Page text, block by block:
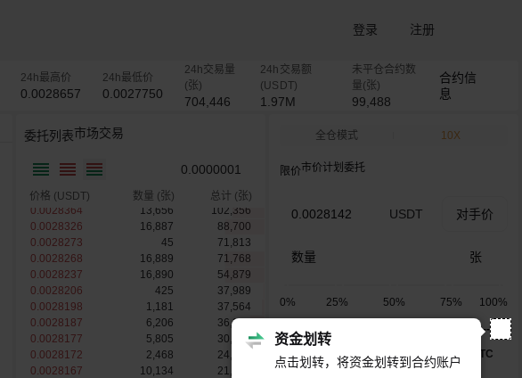
登录 注册
24h最高价
0.0028657
24h最低价
0.0027750
24h交易量
(张)
704,446
24h交易额
(USDT)
1.97M
未平仓合约数
量(张)
99,488
合约信
息
委托列表市场交易
0.0000001
价格 (USDT) 数量 (张) 总计 (张)
105,277
0.0034000
0.0030500
500
104,978
0.0029634
0.0029500
0.0029300
0.0029000
103,156
0.0028991
300
102,656
0.0028364
13,656
102,356
0.0028326
16,887
88,700
0.0028273
45
71,813
0.0028268
16,889
71,768
0.0028237
16,890
54,879
0.0028206
425
37,989
0.0028198
1,181
37,564
0.0028187
6,206
36,383
0.0028177
5,805
30,177
0.0028172
2,468
24,372
0.0028167
10,134
21,904
全仓模式 10X
限价市价计划委托
USDT 对手价
数量 张
0% 25% 50% 75% 100%
可用
--
只做Maker
TIF GTC
资金划转
点击划转，将资金划转到合约账户